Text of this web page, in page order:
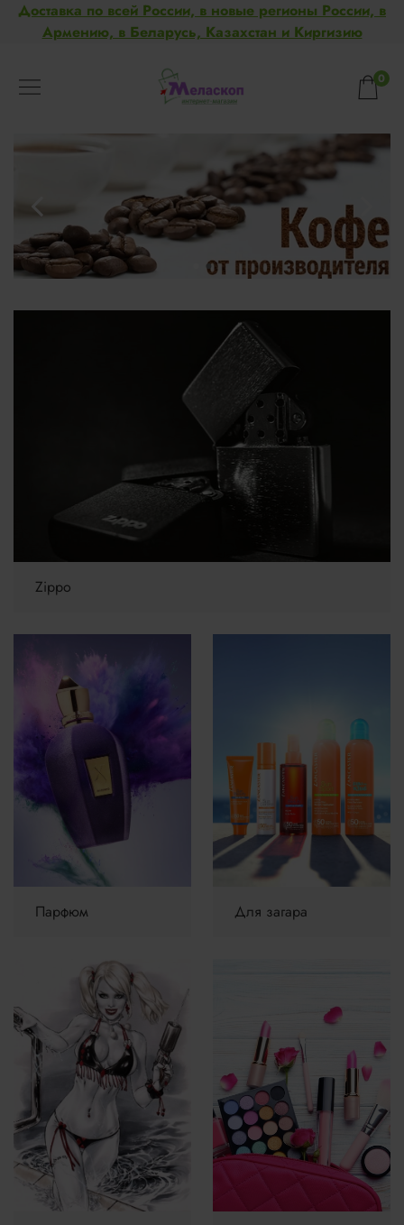
Доставка по всей России, в новые регионы России, в
Армению, в Беларусь, Казахстан и Киргизию
0
Zippo
Парфюм Для загара